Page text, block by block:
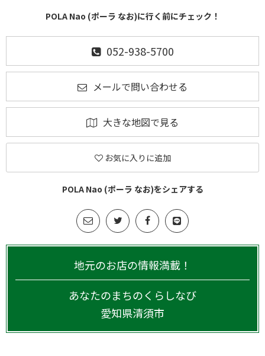
POLA Nao (ポーラ なお)に行く前にチェック！
052-938-5700
メールで問い合わせる
大きな地図で見る
お気に入りに追加
POLA Nao (ポーラ なお)をシェアする
地元のお店の情報満載！
あなたのまちのくらしなび
愛知県清須市